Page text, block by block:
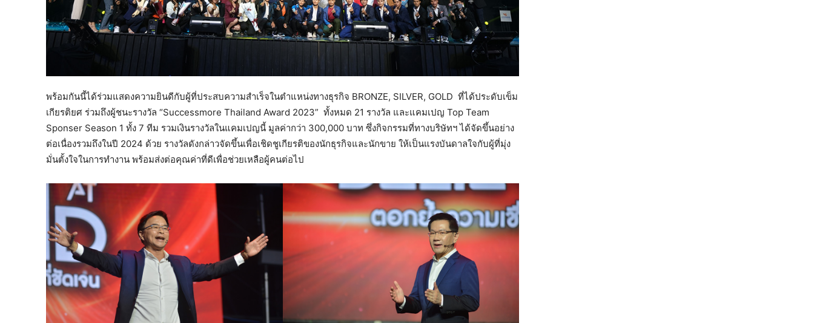
พร้อมกันนี้ได้ร่วมแสดงความยินดีกับผู้ที่ประสบความสำเร็จในตำแหน่งทางธุรกิจ BRONZE, SILVER, GOLD ที่ได้ประดับเข็ม
เกียรติยศ ร่วมถึงผู้ชนะรางวัล “Successmore Thailand Award 2023” ทั้งหมด 21 รางวัล และแคมเปญ Top Team
Sponser Season 1 ทั้ง 7 ทีม รวมเงินรางวัลในแคมเปญนี้ มูลค่ากว่า 300,000 บาท ซึ่งกิจกรรมที่ทางบริษัทฯ ได้จัดขึ้นอย่าง
ต่อเนื่องรวมถึงในปี 2024 ด้วย รางวัลดังกล่าวจัดขึ้นเพื่อเชิดชูเกียรติของนักธุรกิจและนักขาย ให้เป็นแรงบันดาลใจกับผู้ที่มุ่ง
มั่นตั้งใจในการทำงาน พร้อมส่งต่อคุณค่าที่ดีเพื่อช่วยเหลือผู้คนต่อไป